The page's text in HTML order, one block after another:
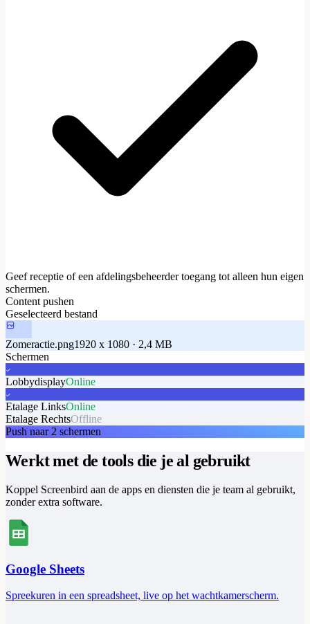
Geef receptie of een afdelingsbeheerder toegang tot alleen hun eigen
schermen.
Content pushen
Geselecteerd bestand
Zomeractie.png1920 x 1080 · 2,4 MB
Schermen
LobbydisplayOnline
Etalage LinksOnline
Etalage RechtsOffline
Push naar 2 schermen
Werkt met de tools die je al gebruikt
Koppel Screenbird aan de apps en diensten die je team al gebruikt,
zonder extra software.
Google Sheets
Spreekuren in een spreadsheet, live op het wachtkamerscherm.